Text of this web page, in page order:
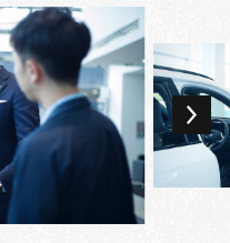
客様には積極的に
の応答性や安定感
きます。同乗した
あり、限られた空
し、ニーズを深堀
、ディーゼルエン
客様のこだわり
がある中で、最終
たときの歓びは大
あると緊張し
していましたが、
関係性が築けない
ランクに、お客
気に入っている点
い雰囲気をつくる